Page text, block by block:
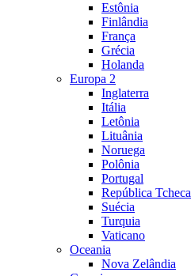
Estônia
Finlândia
França
Grécia
Holanda
Europa 2
Inglaterra
Itália
Letônia
Lituânia
Noruega
Polônia
Portugal
República Tcheca
Suécia
Turquia
Vaticano
Oceania
Nova Zelândia